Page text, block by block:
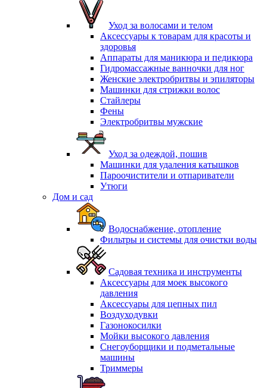
Уход за волосами и телом
Аксессуары к товарам для красоты и
здоровья
Аппараты для маникюра и педикюра
Гидромассажные ванночки для ног
Женские электробритвы и эпиляторы
Машинки для стрижки волос
Стайлеры
Фены
Электробритвы мужские
Уход за одеждой, пошив
Машинки для удаления катышков
Пароочистители и отпариватели
Утюги
Дом и сад
Водоснабжение, отопление
Фильтры и системы для очистки воды
Садовая техника и инструменты
Аксессуары для моек высокого
давления
Аксессуары для цепных пил
Воздуходувки
Газонокосилки
Мойки высокого давления
Снегоуборщики и подметальные
машины
Триммеры